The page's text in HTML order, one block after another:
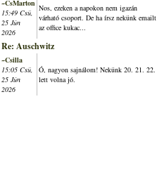
~CsMarton
15:49 Csü,
25 Jún
2026
Nos, ezeken a napokon nem igazán
várható csoport. De ha írsz nekünk emailt
az office kukac...
Re: Auschwitz
~Csilla
15:05 Csü,
25 Jún
2026
Ó, nagyon sajnálom! Nekünk 20. 21. 22.
lett volna jó.